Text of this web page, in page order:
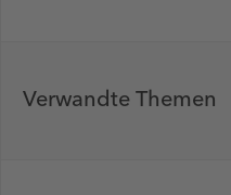
Verwandte Themen